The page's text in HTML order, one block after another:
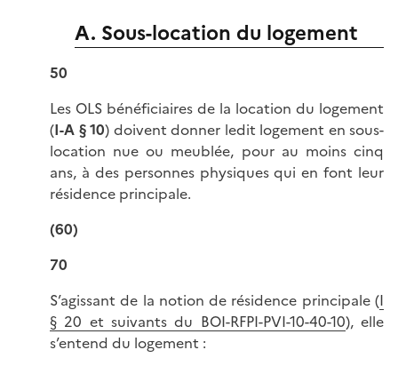
A. Sous-location du logement
50
Les OLS bénéficiaires de la location du logement
(I-A § 10) doivent donner ledit logement en sous-
location nue ou meublée, pour au moins cinq
ans, à des personnes physiques qui en font leur
résidence principale.
(60)
70
S’agissant de la notion de résidence principale (I
§ 20 et suivants du BOI-RFPI-PVI-10-40-10), elle
s’entend du logement :